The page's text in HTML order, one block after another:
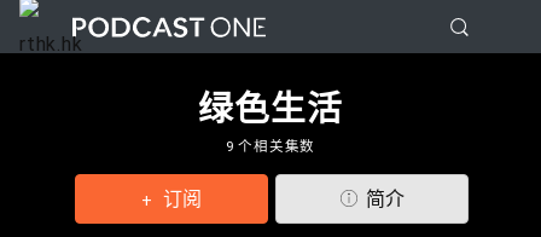
绿色生活
9 个相关集数
订阅 简介